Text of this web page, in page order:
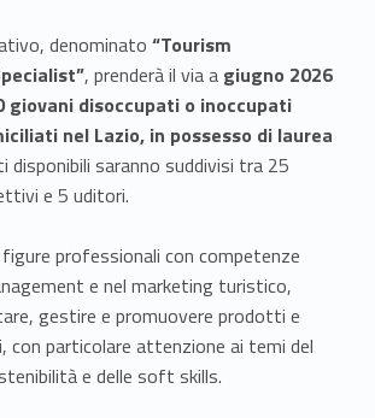
denominato “Tourism
, prenderà il via a giugno 2026
giovani disoccupati o inoccupati
nel Lazio, in possesso di laurea
disponibili saranno suddivisi tra 25
e 5 uditori.
professionali con competenze
e nel marketing turistico,
gestire e promuovere prodotti e
con particolare attenzione ai temi del
e delle soft skills.